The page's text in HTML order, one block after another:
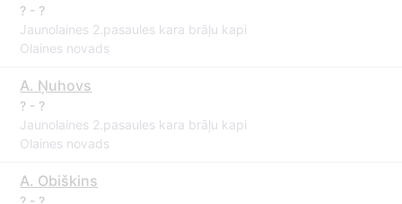
? - ?
Jaunolaines 2.pasaules kara brāļu kapi
Olaines novads
A. Ņuhovs
? - ?
Jaunolaines 2.pasaules kara brāļu kapi
Olaines novads
A. Obiškins
? - ?